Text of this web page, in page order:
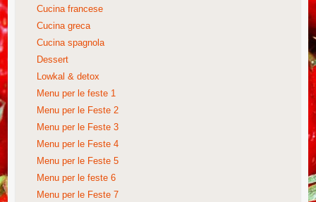
Cucina francese
Cucina greca
Cucina spagnola
Dessert
Lowkal & detox
Menu per le feste 1
Menu per le Feste 2
Menu per le Feste 3
Menu per le Feste 4
Menu per le Feste 5
Menu per le feste 6
Menu per le Feste 7